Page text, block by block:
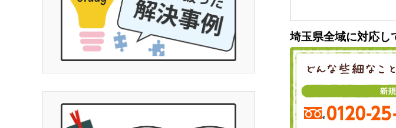
埼玉県全域に対応し